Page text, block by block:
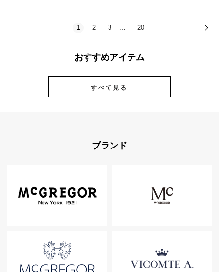
1 2 3 … 20
おすすめアイテム
すべて見る
ブランド